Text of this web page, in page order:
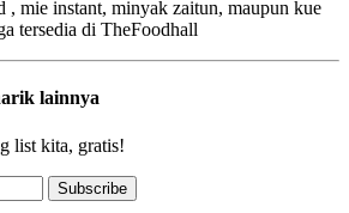
, mie instant, minyak zaitun, maupun kue
tersedia di TheFoodhall
lainnya
list kita, gratis!
Subscribe